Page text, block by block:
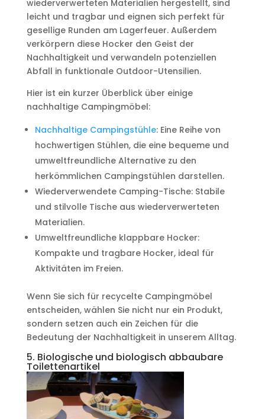
wiederverwerteten Materialien hergestellt, sind
leicht und tragbar und eignen sich perfekt für
gesellige Runden am Lagerfeuer. Außerdem
verkörpern diese Hocker den Geist der
Nachhaltigkeit und verwandeln potenziellen
Abfall in funktionale Outdoor-Utensilien.
Hier ist ein kurzer Überblick über einige
nachhaltige Campingmöbel:
Nachhaltige Campingstühle: Eine Reihe von
hochwertigen Stühlen, die eine bequeme und
umweltfreundliche Alternative zu den
herkömmlichen Campingstühlen darstellen.
Wiederverwendete Camping-Tische: Stabile
und stilvolle Tische aus wiederverwerteten
Materialien.
Umweltfreundliche klappbare Hocker:
Kompakte und tragbare Hocker, ideal für
Aktivitäten im Freien.
Wenn Sie sich für recycelte Campingmöbel
entscheiden, wählen Sie nicht nur ein Produkt,
sondern setzen auch ein Zeichen für die
Bedeutung der Nachhaltigkeit in unserem Alltag.
5. Biologische und biologisch abbaubare
Toilettenartikel